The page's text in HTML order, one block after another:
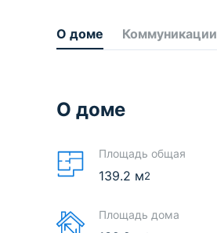
О доме Коммуникации
О доме
Площадь общая
139.2 м2
Площадь дома